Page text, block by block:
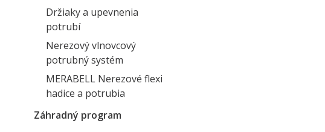
Držiaky a upevnenia
potrubí
Nerezový vlnovcový
potrubný systém
MERABELL Nerezové flexi
hadice a potrubia
Záhradný program